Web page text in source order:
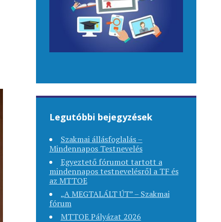
Legutóbbi bejegyzések
Szakmai állásfoglalás –
Mindennapos Testnevelés
Egyeztető fórumot tartott a
mindennapos testnevelésről a TF és
az MTTOE
„A MEGTALÁLT ÚT” – Szakmai
fórum
MTTOE Pályázat 2026